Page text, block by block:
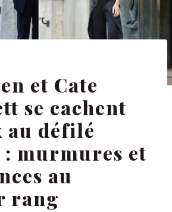
et Cate
se cachent
au défilé
murmures et
au
rang